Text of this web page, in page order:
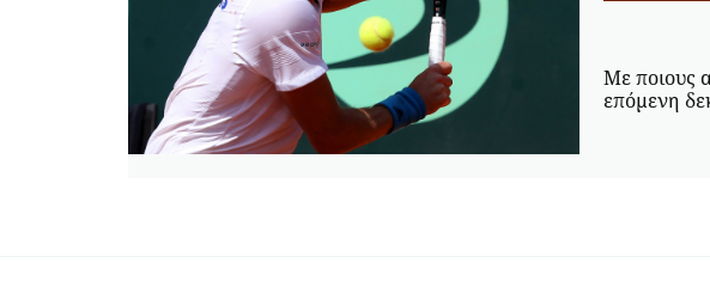
Με ποιους
επόμενη